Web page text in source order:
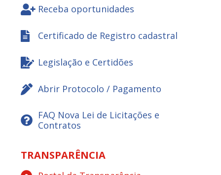
Receba oportunidades
Certificado de Registro cadastral
Legislação e Certidões
Abrir Protocolo / Pagamento
FAQ Nova Lei de Licitações e
Contratos
TRANSPARÊNCIA